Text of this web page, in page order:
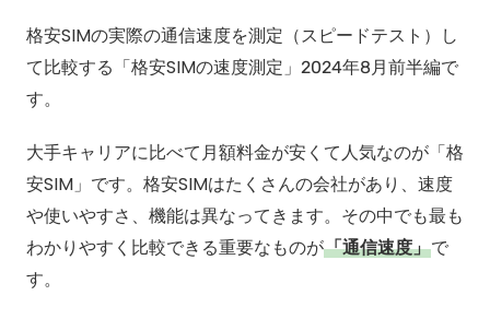
格安SIMの実際の通信速度を測定（スピードテスト）し
て比較する「格安SIMの速度測定」2024年8月前半編で
す。
大手キャリアに比べて月額料金が安くて人気なのが「格
安SIM」です。格安SIMはたくさんの会社があり、速度
や使いやすさ、機能は異なってきます。その中でも最も
わかりやすく比較できる重要なものが「通信速度」で
す。